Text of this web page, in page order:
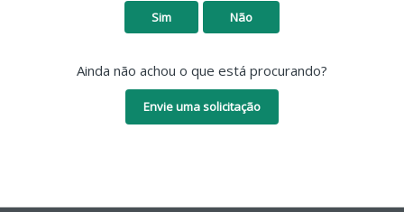
Sim Não
Ainda não achou o que está procurando?
Envie uma solicitação